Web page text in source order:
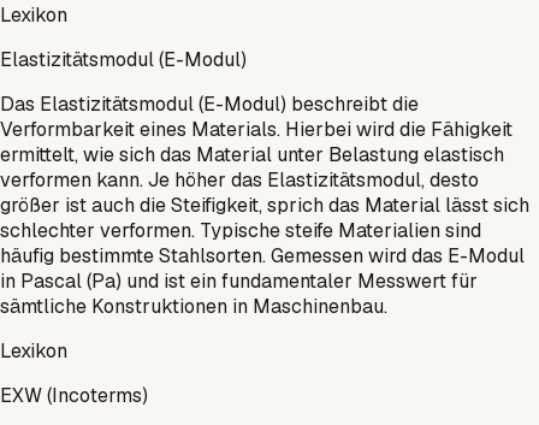
Lexikon
Elastizitätsmodul (E-Modul)
Das Elastizitätsmodul (E-Modul) beschreibt die
Verformbarkeit eines Materials. Hierbei wird die Fähigkeit
ermittelt, wie sich das Material unter Belastung elastisch
verformen kann. Je höher das Elastizitätsmodul, desto
größer ist auch die Steifigkeit, sprich das Material lässt sich
schlechter verformen. Typische steife Materialien sind
häufig bestimmte Stahlsorten. Gemessen wird das E-Modul
in Pascal (Pa) und ist ein fundamentaler Messwert für
sämtliche Konstruktionen in Maschinenbau.
Lexikon
EXW (Incoterms)